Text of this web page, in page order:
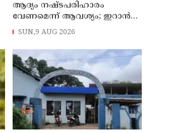
ആദ്യം നഷ്ടപരിഹാരം
വേണമെന്ന് ആവശ്യം; ഇറാന്‍
യുഎസ് നയതന്ത്ര നീക്കങ്ങളില്‍
SUN,9 AUG 2026